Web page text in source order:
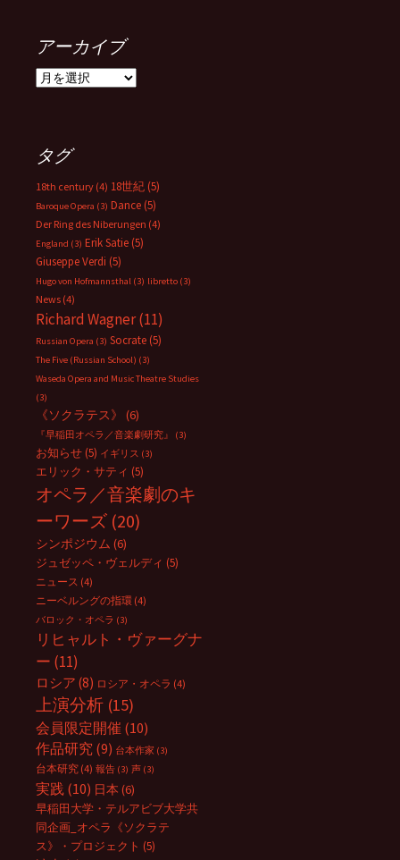
アーカイブ
ア
ブ
タグ
18th century (4) 18世紀 (5)
Baroque Opera (3) Dance (5)
Der Ring des Niberungen (4)
England (3) Erik Satie (5)
Giuseppe Verdi (5)
Hugo von Hofmannsthal (3) libretto (3)
News (4)
Richard Wagner(11)
Russian Opera (3) Socrate (5)
The Five (Russian School) (3)
Waseda Opera and Music Theatre Studies
(3)
《ソクラテス》 (6)
『早稲田オペラ／音楽劇研究』 (3)
お知らせ (5) イギリス (3)
エリック・サティ (5)
オペラ／音楽劇のキ
ーワーズ (20)
シンポジウム (6)
ジュゼッペ・ヴェルディ (5)
ニュース (4)
ニーベルングの指環 (4)
バロック・オペラ (3)
リヒャルト・ヴァーグナ
ー (11)
ロシア (8) ロシア・オペラ (4)
上演分析 (15)
会員限定開催 (10)
作品研究 (9) 台本作家 (3)
台本研究 (4) 報告 (3) 声 (3)
実践 (10) 日本 (6)
早稲田大学・テルアビブ大学共
同企画_オペラ《ソクラテ
ス》・プロジェクト (5)